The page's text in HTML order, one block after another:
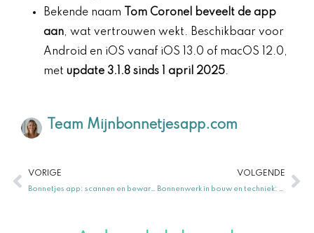
Bekende naam
Tom Coronel beveelt de app
aan, wat vertrouwen wekt. Beschikbaar voor
Android en iOS vanaf iOS 13.0 of macOS 12.0,
met update 3.1.8 sinds 1 april 2025.
Team Mijnbonnetjesapp.com
Vorige
VORIGE
Bonnetjes app: scannen en bewaren eenvoudig
VOLGENDE
Bonnenwerk in bouw en techniek: uitleg